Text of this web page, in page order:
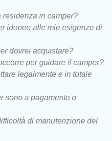
in camper?
idoneo alle mie esigenze di
dovrei acquistare?
per guidare il camper?
legalmente e in totale
sono a pagamento o
di manutenzione del